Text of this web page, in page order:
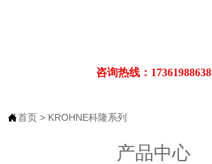
咨询热线：17361988638
首页 > KROHNE科隆系列
产品中心